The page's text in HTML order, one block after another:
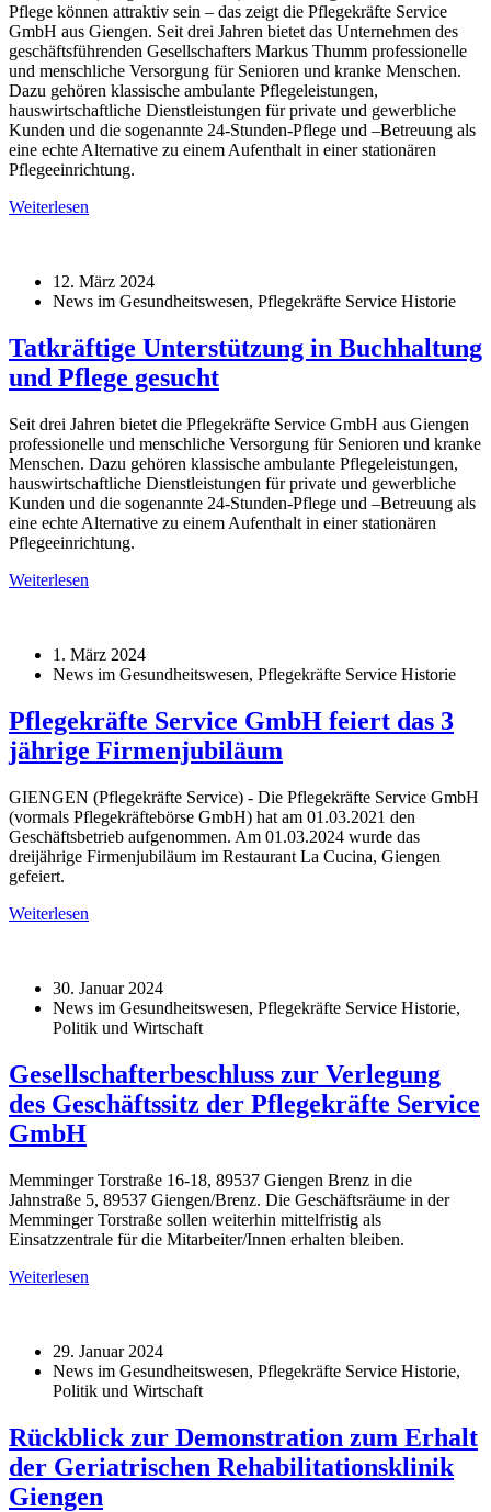
Pflege können attraktiv sein – das zeigt die Pflegekräfte Service
GmbH aus Giengen. Seit drei Jahren bietet das Unternehmen des
geschäftsführenden Gesellschafters Markus Thumm professionelle
und menschliche Versorgung für Senioren und kranke Menschen.
Dazu gehören klassische ambulante Pflegeleistungen,
hauswirtschaftliche Dienstleistungen für private und gewerbliche
Kunden und die sogenannte 24-Stunden-Pflege und –Betreuung als
eine echte Alternative zu einem Aufenthalt in einer stationären
Pflegeeinrichtung.
Weiterlesen
12. März 2024
News im Gesundheitswesen, Pflegekräfte Service Historie
Tatkräftige Unterstützung in Buchhaltung
und Pflege gesucht
Seit drei Jahren bietet die Pflegekräfte Service GmbH aus Giengen
professionelle und menschliche Versorgung für Senioren und kranke
Menschen. Dazu gehören klassische ambulante Pflegeleistungen,
hauswirtschaftliche Dienstleistungen für private und gewerbliche
Kunden und die sogenannte 24-Stunden-Pflege und –Betreuung als
eine echte Alternative zu einem Aufenthalt in einer stationären
Pflegeeinrichtung.
Weiterlesen
1. März 2024
News im Gesundheitswesen, Pflegekräfte Service Historie
Pflegekräfte Service GmbH feiert das 3
jährige Firmenjubiläum
GIENGEN (Pflegekräfte Service) - Die Pflegekräfte Service GmbH
(vormals Pflegekräftebörse GmbH) hat am 01.03.2021 den
Geschäftsbetrieb aufgenommen. Am 01.03.2024 wurde das
dreijährige Firmenjubiläum im Restaurant La Cucina, Giengen
gefeiert.
Weiterlesen
30. Januar 2024
News im Gesundheitswesen, Pflegekräfte Service Historie,
Politik und Wirtschaft
Gesellschafterbeschluss zur Verlegung
des Geschäftssitz der Pflegekräfte Service
GmbH
Memminger Torstraße 16-18, 89537 Giengen Brenz in die
Jahnstraße 5, 89537 Giengen/Brenz. Die Geschäftsräume in der
Memminger Torstraße sollen weiterhin mittelfristig als
Einsatzzentrale für die Mitarbeiter/Innen erhalten bleiben.
Weiterlesen
29. Januar 2024
News im Gesundheitswesen, Pflegekräfte Service Historie,
Politik und Wirtschaft
Rückblick zur Demonstration zum Erhalt
der Geriatrischen Rehabilitationsklinik
Giengen